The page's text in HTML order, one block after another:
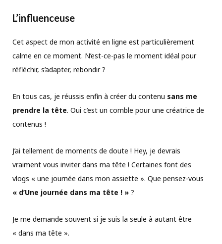
L’influenceuse
Cet aspect de mon activité en ligne est particulièrement
calme en ce moment. N’est-ce-pas le moment idéal pour
réfléchir, s’adapter, rebondir ?
En tous cas, je réussis enfin à créer du contenu sans me
prendre la tête. Oui c’est un comble pour une créatrice de
contenus !
J’ai tellement de moments de doute ! Hey, je devrais
vraiment vous inviter dans ma tête ! Certaines font des
vlogs « une journée dans mon assiette ». Que pensez-vous
« d’Une journée dans ma tête ! » ?
Je me demande souvent si je suis la seule à autant être
« dans ma tête ».